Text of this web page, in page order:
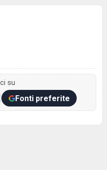
su
Fonti preferite